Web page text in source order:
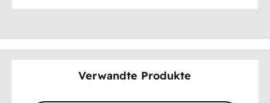
Verwandte Produkte